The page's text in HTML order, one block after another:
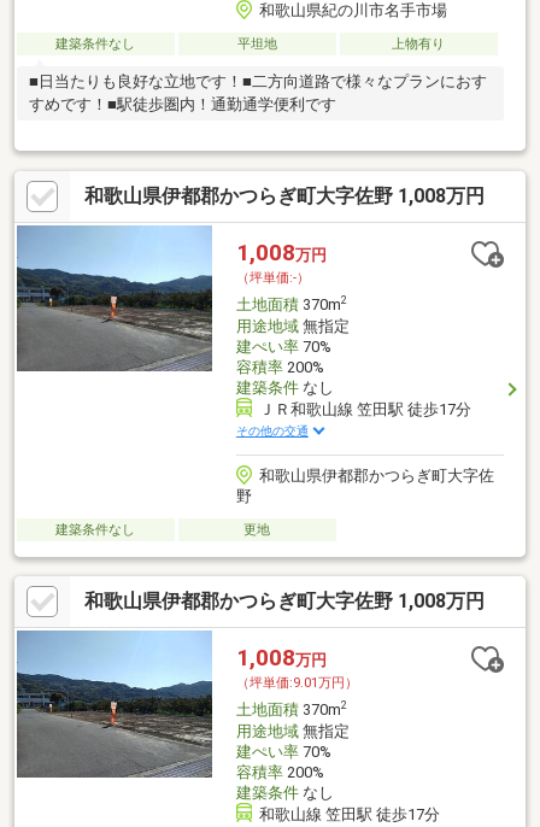
和歌山県紀の川市名手市場
建築条件なし 平坦地 上物有り
■日当たりも良好な立地です！■二方向道路で様々なプランにおす
すめです！■駅徒歩圏内！通勤通学便利です
和歌山県伊都郡かつらぎ町大字佐野 1,008万円
1,008万円
（坪単価:-）
土地面積370m2
用途地域無指定
建ぺい率70%
容積率200%
建築条件なし
ＪＲ和歌山線 笠田駅 徒歩17分
その他の交通
和歌山県伊都郡かつらぎ町大字佐
野
建築条件なし 更地
和歌山県伊都郡かつらぎ町大字佐野 1,008万円
1,008万円
（坪単価:9.01万円）
土地面積370m2
用途地域無指定
建ぺい率70%
容積率200%
建築条件なし
和歌山線 笠田駅 徒歩17分